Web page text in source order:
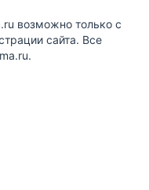
возможно только с
сайта. Все